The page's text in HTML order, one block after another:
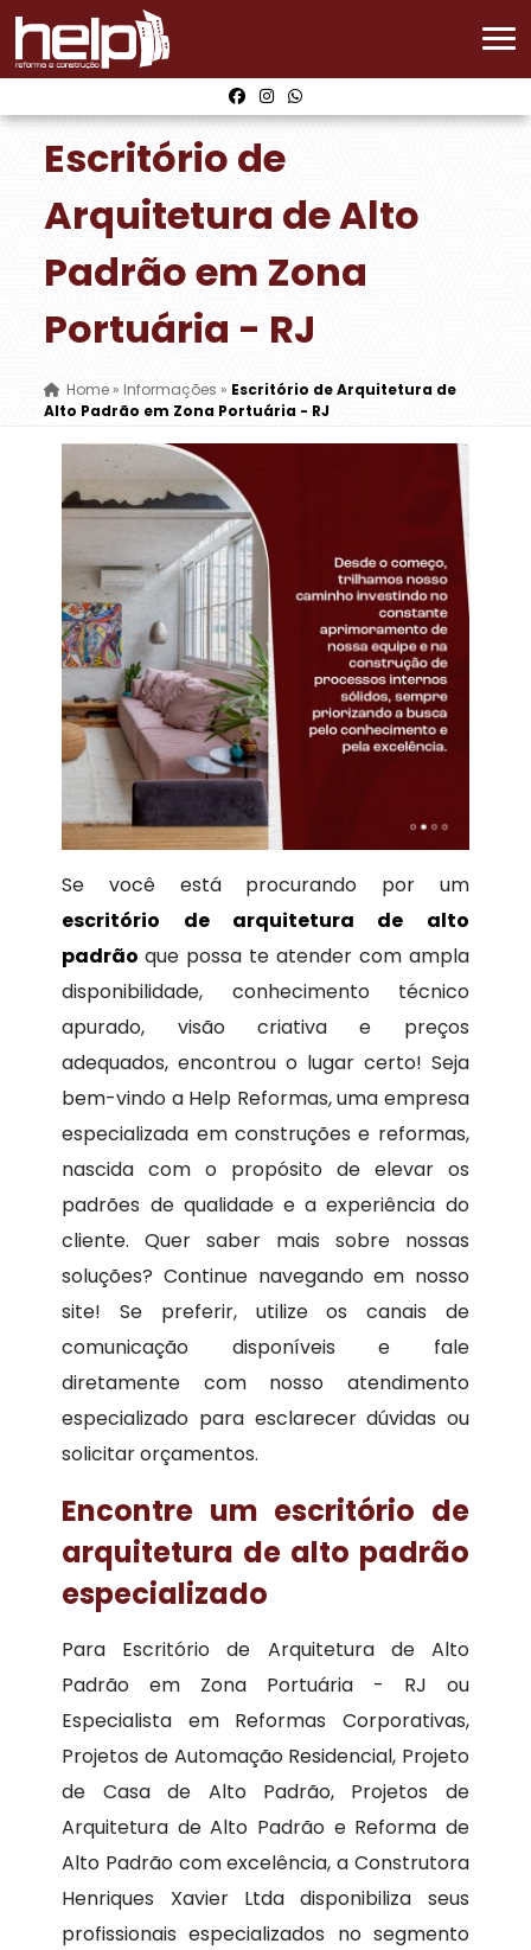
Escritório de
Arquitetura de Alto
Padrão em Zona
Portuária - RJ
Home»Informações » Escritório de Arquitetura de
Alto Padrão em Zona Portuária - RJ
Se você está procurando por um
escritório de arquitetura de alto
padrãoque possa te atender com ampla
disponibilidade, conhecimento técnico
apurado, visão criativa e preços
adequados, encontrou o lugar certo! Seja
bem-vindo a Help Reformas, uma empresa
especializada em construções e reformas,
nascida com o propósito de elevar os
padrões de qualidade e a experiência do
cliente. Quer saber mais sobre nossas
soluções? Continue navegando em nosso
site! Se preferir, utilize os canais de
comunicação disponíveis e fale
diretamente com nosso atendimento
especializado para esclarecer dúvidas ou
solicitar orçamentos.
Encontre um escritório de
arquitetura de alto padrão
especializado
Para Escritório de Arquitetura de Alto
Padrão em Zona Portuária - RJ ou
Especialista em Reformas Corporativas,
Projetos de Automação Residencial, Projeto
de Casa de Alto Padrão, Projetos de
Arquitetura de Alto Padrão e Reforma de
Alto Padrão com excelência, a Construtora
Henriques Xavier Ltda disponibiliza seus
profissionais especializados no segmento